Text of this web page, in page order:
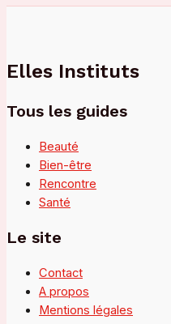
Elles Instituts
Tous les guides
Beauté
Bien-être
Rencontre
Santé
Le site
Contact
A propos
Mentions légales